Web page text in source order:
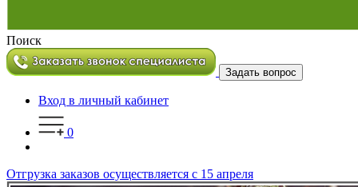
Поиск
Задать вопрос
Вход в личный кабинет
0
Отгрузка заказов осуществляется с 15 апреля